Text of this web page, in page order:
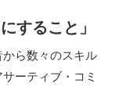
すること」
ら数々のスキル
ーティブ・コミ